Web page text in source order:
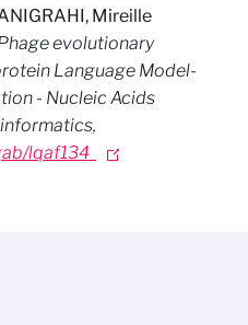
Mireille
evolutionary
Language Model-
- Nucleic Acids
lqaf134